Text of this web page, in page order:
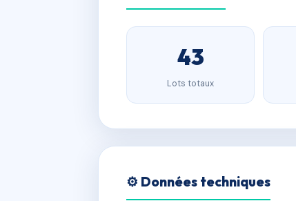
43
Lots totaux
⚙️ Données techniques